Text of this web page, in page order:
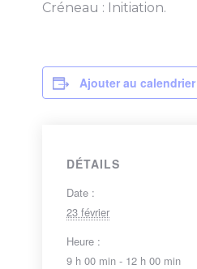
Créneau : Initiation.
Ajouter au calendrier
DÉTAILS
Date :
23 février
Heure :
9 h 00 min - 12 h 00 min